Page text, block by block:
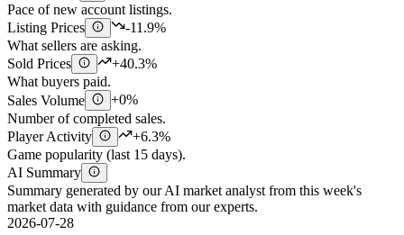
Pace of new account listings.
Listing Prices
-11.9%
What sellers are asking.
Sold Prices
+40.3%
What buyers paid.
Sales Volume
+0%
Number of completed sales.
Player Activity
+6.3%
Game popularity (last 15 days).
AI Summary
Summary generated by our AI market analyst from this week's
market data with guidance from our experts.
2026-07-28